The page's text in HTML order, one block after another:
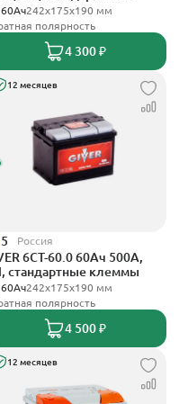
242x175x190 мм
60Ач
полярность
4 300 ₽
12 месяцев
5 Россия
6СТ-60.0 60Ач 500А,
стандартные клеммы
242х175х190 мм
60Ач
полярность
4 500 ₽
12 месяцев